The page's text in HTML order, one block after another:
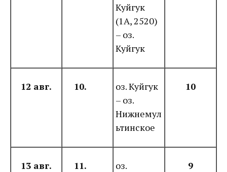
Куйгук
(1А, 2520)
– оз.
Куйгук
12 авг. 10.
оз. Куйгук
– оз.
Нижнемул
ьтинское
10
13 авг. 11.
оз.
9